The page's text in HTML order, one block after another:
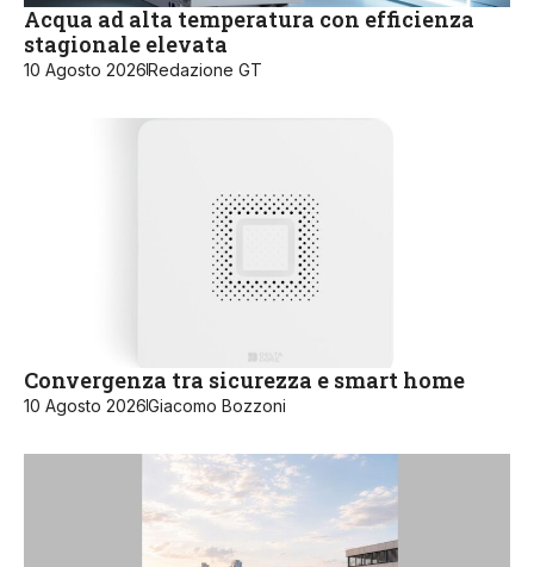
Acqua ad alta temperatura con efficienza
stagionale elevata
10 Agosto 2026Redazione GT
Convergenza tra sicurezza e smart home
10 Agosto 2026Giacomo Bozzoni